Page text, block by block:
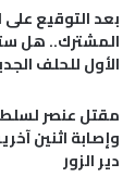
بعد التوقيع
المشترك.. هل
الأول للحلف
مقتل عنصر
وإصابة اثنين
دير الزور